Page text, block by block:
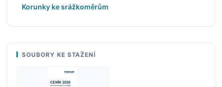
Korunky ke srážkoměrům
SOUBORY KE STAŽENÍ